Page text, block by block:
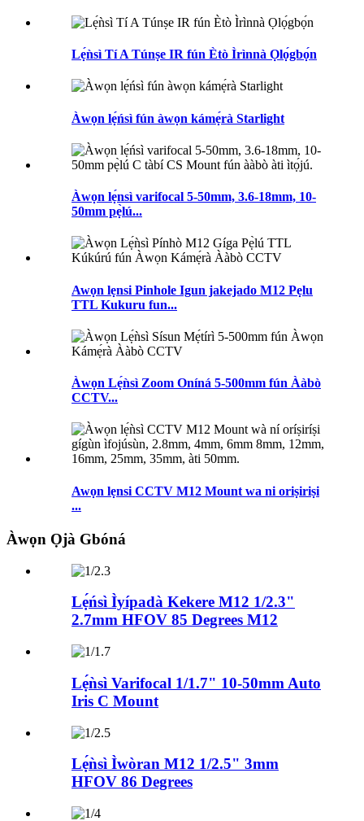
Lẹ́ǹsì Tí A Túnṣe IR fún Ètò Ìrìnnà Ọlọ́gbọ́n
Àwọn lẹ́ńsì fún àwọn kámẹ́rà Starlight
Àwọn lẹ́nsì varifocal 5-50mm, 3.6-18mm, 10-
50mm pẹ̀lú...
Awọn lẹnsi Pinhole Igun jakejado M12 Pẹlu
TTL Kukuru fun...
Àwọn Lẹ́ǹsì Zoom Oníná 5-500mm fún Ààbò
CCTV...
Awọn lẹnsi CCTV M12 Mount wa ni oriṣiriṣi
...
Àwọn Ọjà Gbóná
Lẹ́ńsì Ìyípadà Kekere M12 1/2.3"
2.7mm HFOV 85 Degrees M12
Lẹ́ǹsì Varifocal 1/1.7" 10-50mm Auto
Iris C Mount
Lẹ́ǹsì Ìwòran M12 1/2.5" 3mm
HFOV 86 Degrees